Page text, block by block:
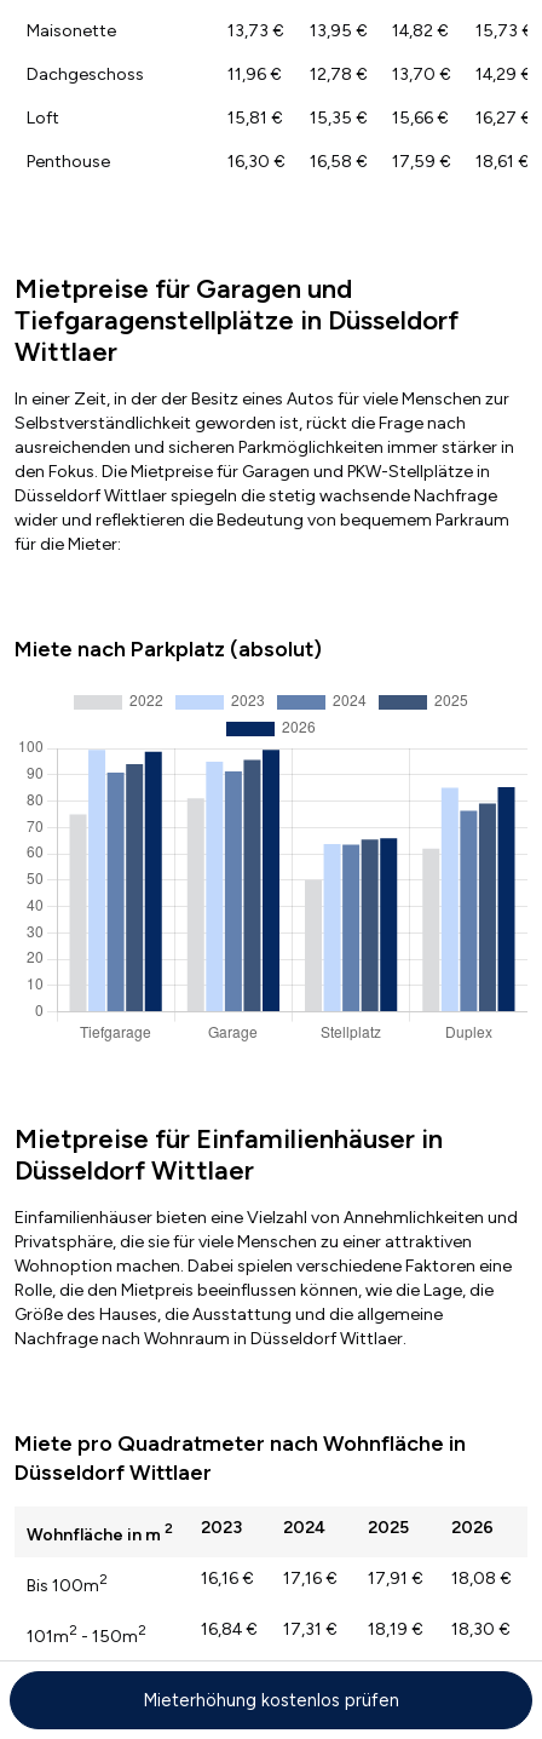
Maisonette 13,73 € 13,95 € 14,82 € 15,73 €
Dachgeschoss 11,96 € 12,78 € 13,70 € 14,29 €
Loft 15,81 € 15,35 € 15,66 € 16,27 €
Penthouse 16,30 € 16,58 € 17,59 € 18,61 €
Mietpreise für Garagen und
Tiefgaragenstellplätze in Düsseldorf
Wittlaer
In einer Zeit, in der der Besitz eines Autos für viele Menschen zur
Selbstverständlichkeit geworden ist, rückt die Frage nach
ausreichenden und sicheren Parkmöglichkeiten immer stärker in
den Fokus. Die Mietpreise für Garagen und PKW-Stellplätze in
Düsseldorf Wittlaer spiegeln die stetig wachsende Nachfrage
wider und reflektieren die Bedeutung von bequemem Parkraum
für die Mieter:
Miete nach Parkplatz (absolut)
Mietpreise für Einfamilienhäuser in
Düsseldorf Wittlaer
Einfamilienhäuser bieten eine Vielzahl von Annehmlichkeiten und
Privatsphäre, die sie für viele Menschen zu einer attraktiven
Wohnoption machen. Dabei spielen verschiedene Faktoren eine
Rolle, die den Mietpreis beeinflussen können, wie die Lage, die
Größe des Hauses, die Ausstattung und die allgemeine
Nachfrage nach Wohnraum in Düsseldorf Wittlaer.
Miete pro Quadratmeter nach Wohnfläche in
Düsseldorf Wittlaer
Wohnfläche in m 2 2023 2024 2025 2026
Bis 100m2 16,16 € 17,16 € 17,91 € 18,08 €
101m2 - 150m2 16,84 € 17,31 € 18,19 € 18,30 €
Mieterhöhung kostenlos prüfen